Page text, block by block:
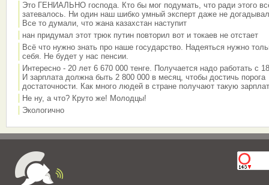
Это ГЕНИАЛЬНО господа. Кто бы мог подумать, что ради этого
затевалось. Ни один наш шибко умный эксперт даже не
Все то думали, что жана казахстан наступит
нан придумал этот трюк путин повторил вот и токаев не отстает
Всё что нужно знать про наше государство. Надеяться нужно
себя. Не будет у нас пенсии.
Интересно - 20 лет 6 670 000 тенге. Получается надо работать с
И зарплата должна быть 2 800 000 в месяц, чтобы достичь порога
достаточности. Как много людей в стране получают такую
Не ну, а что? Круто же! Молодцы!
Экологично